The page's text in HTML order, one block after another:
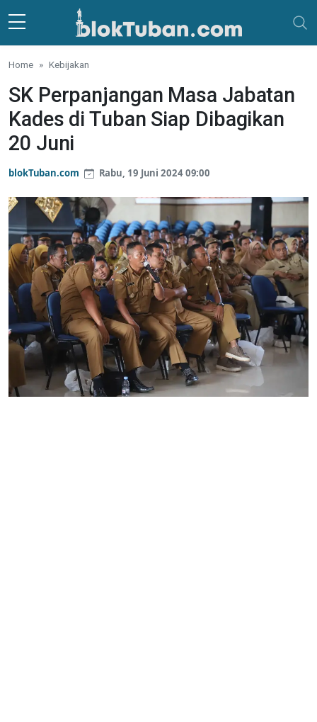
Skip to main content
Home Kebijakan
SK Perpanjangan Masa Jabatan
Kades di Tuban Siap Dibagikan
20 Juni
blokTuban.com Rabu, 19 Juni 2024 09:00